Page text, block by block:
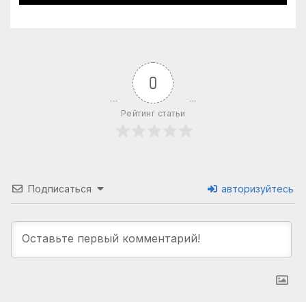
0
Рейтинг статьи
Подписаться авторизуйтесь